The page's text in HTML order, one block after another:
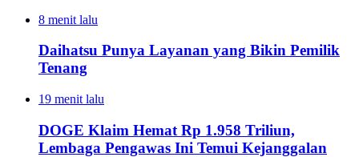
8 menit lalu
Daihatsu Punya Layanan yang Bikin Pemilik
Tenang
19 menit lalu
DOGE Klaim Hemat Rp 1.958 Triliun,
Lembaga Pengawas Ini Temui Kejanggalan